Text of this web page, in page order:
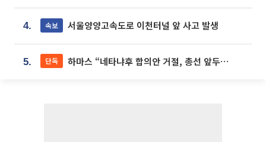
4. 속보 서울양양고속도로 이천터널 앞 사고 발생
5. 단독 하마스 “네타냐후 합의안 거절, 총선 앞두고 시간 끌기”